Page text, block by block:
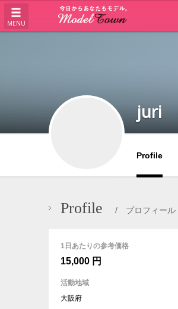
MENU
juri
Profile
Profile / プロフィール
1日あたりの参考価格
15,000 円
活動地域
大阪府